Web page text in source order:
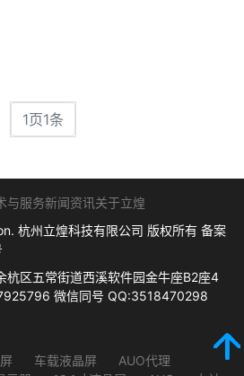
1页1条
与服务新闻资讯关于立煌
杭州立煌科技有限公司 版权所有 备案
杭区五常街道西溪软件园金牛座B2座4
微信同号 QQ:3518470298
车载液晶屏
AUO代理